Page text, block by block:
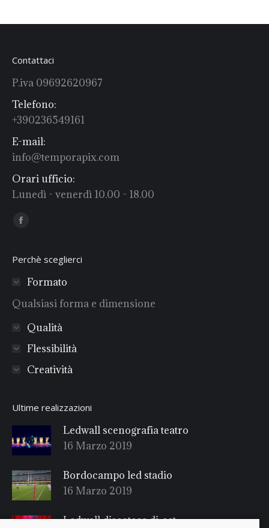
Contattaci
P.iva 09692620967
Telefono:
+390236549161
E-mail:
info@temporapix.com
Orari ufficio:
Lunedì - venerdì 10.00 - 18.00
Find us on:
Facebook
Perchè sceglierci
Formato
Qualsiasi forma e dimensione
Qualità
Flessibilità
Creatività
Ultime realizzazioni
Ledwall scenografia teatro
16 Marzo 2019
Bordocampo led stadio
16 Marzo 2019
Ledwall discoteca dj-set